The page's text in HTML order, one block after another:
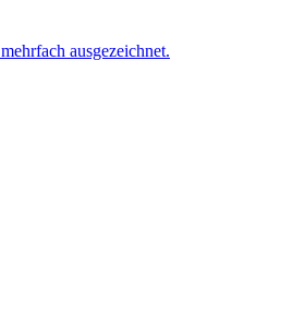
ausgezeichnet.